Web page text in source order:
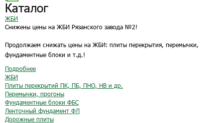
Каталог
ЖБИ
Снижены цены на ЖБИ Рязанского завода №2!
Продолжаем снижать цены на ЖБИ: плиты перекрытия, перемычки,
фундаментные блоки и т.д.!
Подробнее
ЖБИ
Плиты перекрытий ПК, ПБ, ПНО, НВ и др.
Перемычки, прогоны
Фундаментные блоки ФБС
Ленточный фундамент ФЛ
Дорожные плиты